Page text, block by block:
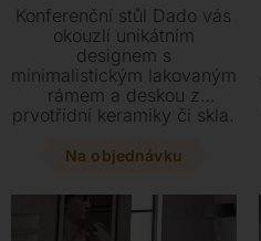
Konferenční stůl Dado vás
okouzlí unikátním
designem s
minimalistickým lakovaným
rámem a deskou z
prvotřídní keramiky či skla.
a možnosti doplnění o
interiéru skvěle kombinují.
Na objednávku